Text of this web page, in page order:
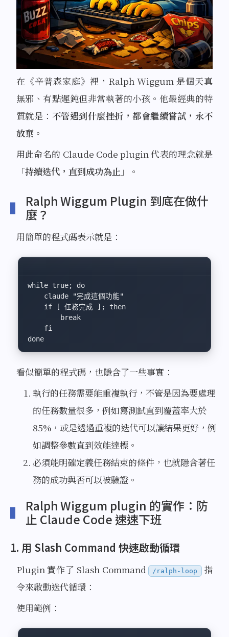
在《辛普森家庭》裡，Ralph Wiggum 是個天真
無邪、有點遲鈍但非常執著的小孩。他最經典的特
質就是： 不管遇到什麼挫折，都會繼續嘗試，永不
放棄。
用此命名的 Claude Code plugin 代表的理念就是
「持續迭代，直到成功為止 」。
Ralph Wiggum Plugin 到底在做什
麼？
用簡單的程式碼表示就是：
while true; do
    claude
"完成這個功能"
    if
[ 任務完成 ]; then
        break
    fi
done
看似簡單的程式碼，也隱含了一些事實：
執行的任務需要能重複執行，不管是因為要處理
的任務數量很多，例如寫測試直到覆蓋率大於
85%，或是透過重複的迭代可以讓結果更好，例
如調整參數直到效能達標。
必須能明確定義任務結束的條件，也就隱含著任
務的成功與否可以被驗證。
Ralph Wiggum plugin 的實作：防
止 Claude Code 速速下班
1. 用 Slash Command 快速啟動循環
Plugin 實作了 Slash Command /ralph-loop
指
令來啟動迭代循環：
使用範例：